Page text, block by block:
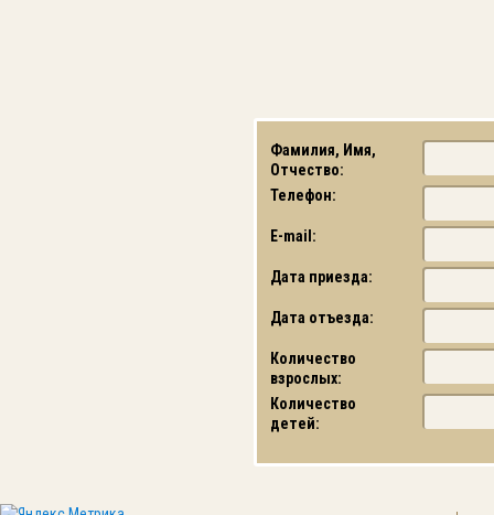
Фамилия, Имя,
Отчество:
Телефон:
E-mail:
Дата приезда:
Дата отъезда:
Количество
взрослых:
Количество
детей: